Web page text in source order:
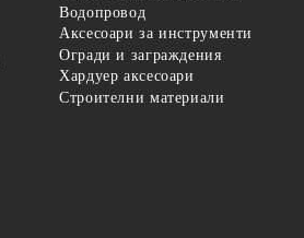
Водопровод
Аксесоари за инструменти
Огради и заграждения
Хардуер аксесоари
Строителни материали